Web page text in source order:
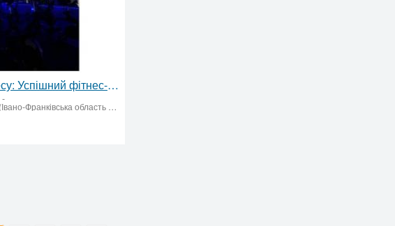
Продаж бізнесу: Успішний фітнес-клуб із постійним прибутком ✅
-
Івано-Франківськ (Івано-Франківська область - придбати або продати)